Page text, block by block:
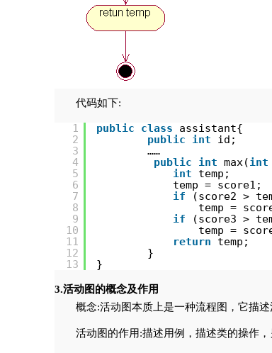
代码如下:
1
2
3
4
5
6
7
8
9
10
11
12
13
public class
assistant{
public
int
id;
……
public
int max(int
int
temp;
temp = score1;
if
(score2 >
temp =
if
(score3 >
temp =
return
temp;
}
}
3.活动图的概念及作用
概念:活动图本质上是一种流程图，它描
活动图的作用:描述用例，描述类的操作